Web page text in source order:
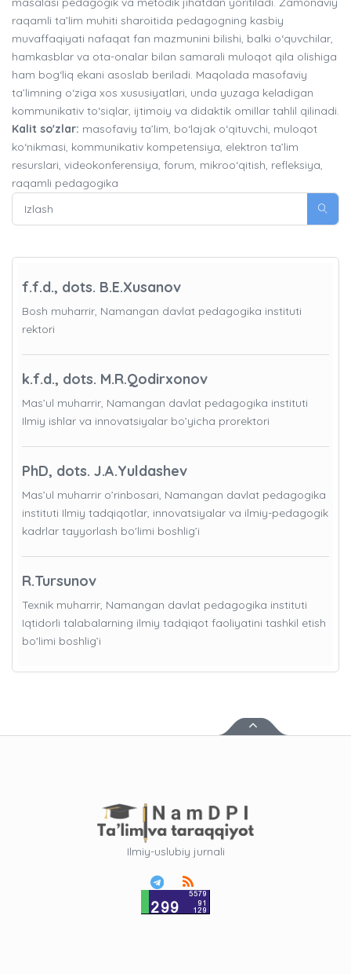
raqamli ta’lim muhiti sharoitida pedagogning kasbiy
muvaffaqiyati nafaqat fan mazmunini bilishi, balki o‘quvchilar,
hamkasblar va ota-onalar bilan samarali muloqot qila olishiga
ham bog‘liq ekani asoslab beriladi. Maqolada masofaviy
ta’limning o‘ziga xos xususiyatlari, unda yuzaga keladigan
kommunikativ to‘siqlar, ijtimoiy va didaktik omillar tahlil qilinadi.
Kalit so'zlar: masofaviy ta’lim, bo‘lajak o‘qituvchi, muloqot
ko‘nikmasi, kommunikativ kompetensiya, elektron ta’lim
resurslari, videokonferensiya, forum, mikroo‘qitish, refleksiya,
raqamli pedagogika
f.f.d., dots. B.E.Xusanov
Bosh muharrir, Namangan davlat pedagogika instituti
rektori
k.f.d., dots. M.R.Qodirxonov
Mas’ul muharrir, Namangan davlat pedagogika instituti
Ilmiy ishlar va innovatsiyalar bo’yicha prorektori
PhD, dots. J.A.Yuldashev
Mas’ul muharrir o’rinbosari, Namangan davlat pedagogika
instituti Ilmiy tadqiqotlar, innovatsiyalar va ilmiy-pedagogik
kadrlar tayyorlash bo'limi boshlig’i
R.Tursunov
Texnik muharrir, Namangan davlat pedagogika instituti
Iqtidorli talabalarning ilmiy tadqiqot faoliyatini tashkil etish
bo'limi boshlig’i
Ilmiy-uslubiy jurnali